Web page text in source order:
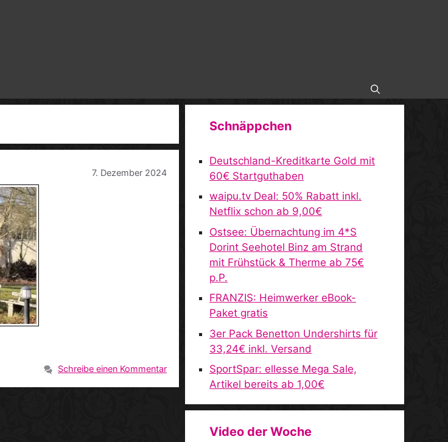
7. Dezember 2024
Schreibe einen Kommentar
Schnäppchen
Deutschland-Kreditkarte Gold mit
60€ Startguthaben
waipu.tv Deal: 50% Rabatt inkl.
Netflix schon ab 9,00€
Ostsee: Übernachtung im 4*S
Dorint Seehotel Binz am Strand
mit Frühstück & Therme ab 75€
p.P.
FRANZIS: Heimwerker eBook-
Paket gratis
3er Pack Benetton Undershirts für
33,24€ inkl. Versand
SportSpar: ellesse Mega Sale,
Artikel bereits ab 1,00€
Video der Woche